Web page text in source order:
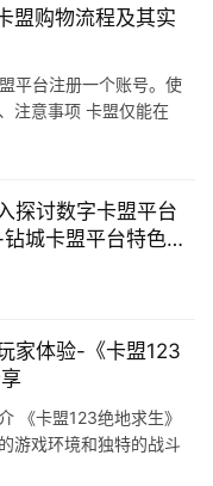
盟购物流程及其实
平台注册一个账号。使
注意事项 卡盟仅能在
探讨数字卡盟平台
城卡盟平台特色与
家体验-《卡盟123
《卡盟123绝地求生》
游戏环境和独特的战斗